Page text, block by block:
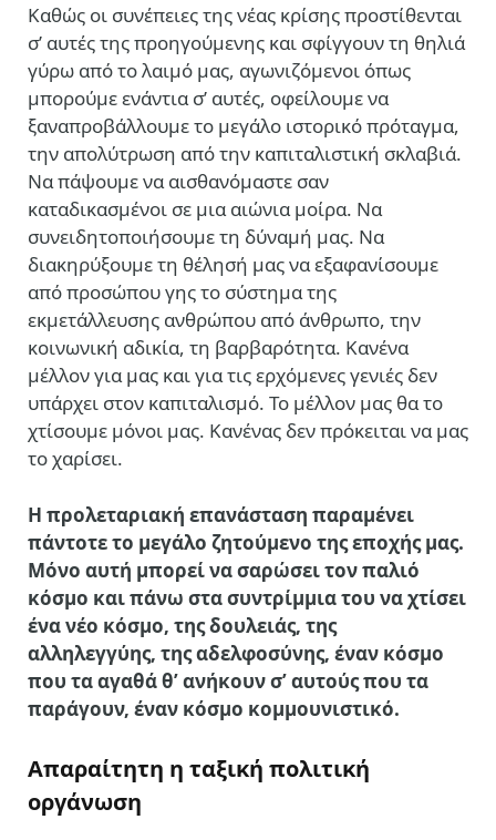
Καθώς οι συνέπειες της νέας κρίσης προστίθενται
σ’ αυτές της προηγούμενης και σφίγγουν τη θηλιά
γύρω από το λαιμό μας, αγωνιζόμενοι όπως
μπορούμε ενάντια σ’ αυτές, οφείλουμε να
ξαναπροβάλλουμε το μεγάλο ιστορικό πρόταγμα,
την απολύτρωση από την καπιταλιστική σκλαβιά.
Να πάψουμε να αισθανόμαστε σαν
καταδικασμένοι σε μια αιώνια μοίρα. Να
συνειδητοποιήσουμε τη δύναμή μας. Να
διακηρύξουμε τη θέλησή μας να εξαφανίσουμε
από προσώπου γης το σύστημα της
εκμετάλλευσης ανθρώπου από άνθρωπο, την
κοινωνική αδικία, τη βαρβαρότητα. Κανένα
μέλλον για μας και για τις ερχόμενες γενιές δεν
υπάρχει στον καπιταλισμό. Το μέλλον μας θα το
χτίσουμε μόνοι μας. Κανένας δεν πρόκειται να μας
το χαρίσει.
Η προλεταριακή επανάσταση παραμένει
πάντοτε το μεγάλο ζητούμενο της εποχής μας.
Μόνο αυτή μπορεί να σαρώσει τον παλιό
κόσμο και πάνω στα συντρίμμια του να χτίσει
ένα νέο κόσμο, της δουλειάς, της
αλληλεγγύης, της αδελφοσύνης, έναν κόσμο
που τα αγαθά θ’ ανήκουν σ’ αυτούς που τα
παράγουν, έναν κόσμο κομμουνιστικό.
Απαραίτητη η ταξική πολιτική
οργάνωση